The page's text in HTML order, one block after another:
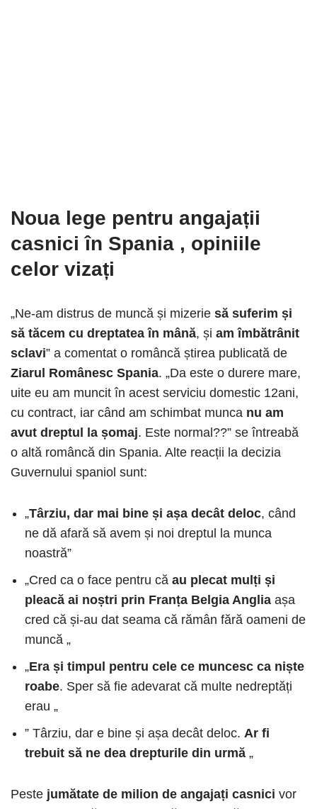
Noua lege pentru angajații
casnici în Spania , opiniile
celor vizați
„Ne-am distrus de muncă și mizerie să suferim și
să tăcem cu dreptatea în mână, și am îmbătrânit
sclavi” a comentat o româncă știrea publicată de
Ziarul Românesc Spania. „Da este o durere mare,
uite eu am muncit în acest serviciu domestic 12ani,
cu contract, iar când am schimbat munca nu am
avut dreptul la șomaj. Este normal??” se întreabă
o altă româncă din Spania. Alte reacții la decizia
Guvernului spaniol sunt:
„Târziu, dar mai bine și așa decât deloc, când
ne dă afară să avem și noi dreptul la munca
noastră”
„Cred ca o face pentru că au plecat mulți și
pleacă ai noștri prin Franța Belgia Anglia așa
cred că și-au dat seama că rămân fără oameni de
muncă „
„Era și timpul pentru cele ce muncesc ca niște
roabe. Sper să fie adevarat că multe nedreptăți
erau „
” Târziu, dar e bine și așa decât deloc. Ar fi
trebuit să ne dea drepturile din urmă „
Peste jumătate de milion de angajați casnici vor